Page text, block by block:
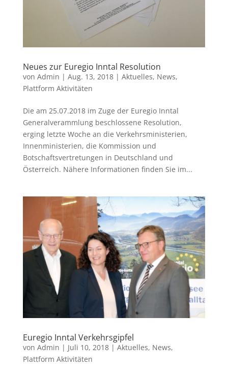
Neues zur Euregio Inntal Resolution
von Admin | Aug. 13, 2018| Aktuelles, News,
Plattform Aktivitäten
Die am 25.07.2018 im Zuge der Euregio Inntal
Generalverammlung beschlossene Resolution,
erging letzte Woche an die Verkehrsministerien,
Innenministerien, die Kommission und
Botschaftsvertretungen in Deutschland und
Österreich. Nähere Informationen finden Sie im...
Euregio Inntal Verkehrsgipfel
von Admin | Juli 10, 2018| Aktuelles, News,
Plattform Aktivitäten